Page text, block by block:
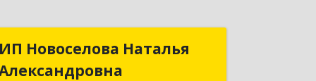
ИП Новоселова Наталья
ИП Новоселова Наталья
Александровна